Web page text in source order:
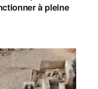
à pleine